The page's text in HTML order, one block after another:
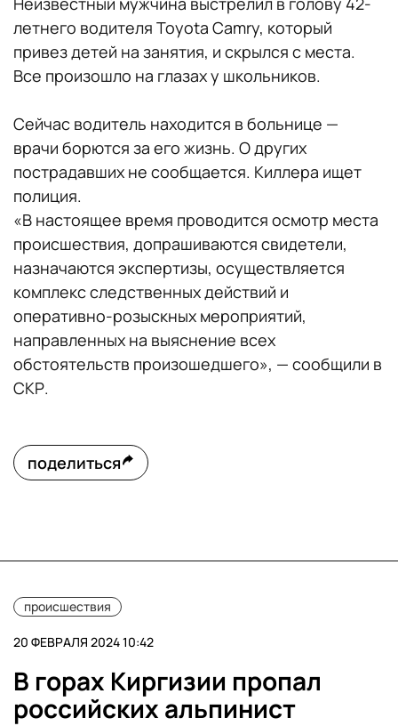
летнего водителя Toyota Camry, который
привез детей на занятия, и скрылся с места.
Все произошло на глазах у школьников.
Сейчас водитель находится в больнице —
врачи борются за его жизнь. О других
пострадавших не сообщается. Киллера ищет
полиция.
«В настоящее время проводится осмотр места
происшествия, допрашиваются свидетели,
назначаются экспертизы, осуществляется
комплекс следственных действий и
оперативно-розыскных мероприятий,
направленных на выяснение всех
обстоятельств произошедшего», — сообщили в
СКР.
поделиться
происшествия
20 ФЕВРАЛЯ 2024 10:42
В горах Киргизии пропал
российских альпинист